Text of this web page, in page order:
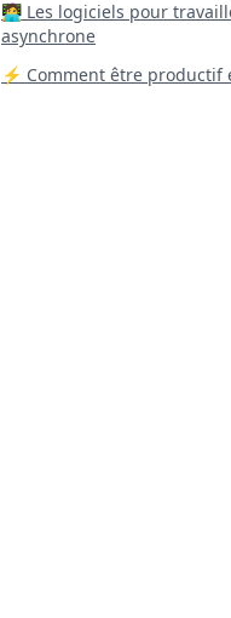
‍🧑‍💻 Les logiciels pour
asynchrone
⚡ Comment être productif